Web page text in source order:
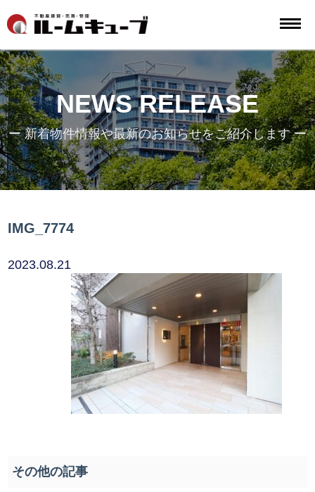
NEWS RELEASE
ー 新着物件情報や最新のお知らせをご紹介します ー
IMG_7774
2023.08.21
その他の記事